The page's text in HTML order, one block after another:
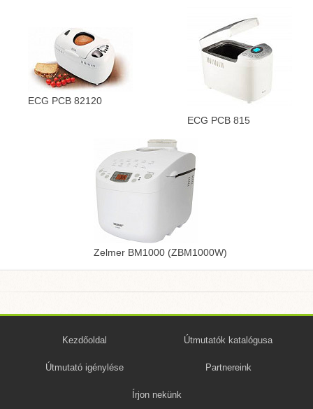
ECG PCB 82120
ECG PCB 815
Zelmer BM1000 (ZBM1000W)
Kezdőoldal Útmutatók katalógusa
Útmutató igénylése Partnereink
Írjon nekünk